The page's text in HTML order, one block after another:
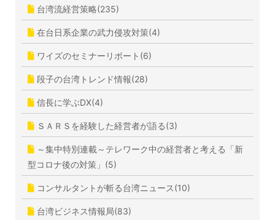
台湾流経営策略(235)
在台日系企業の武力侵攻対策(4)
ワイズのセミナーリポート(6)
段子の台湾トレンド情報(28)
信長に学ぶDX(4)
ＳＡＲＳを経験した経営者が語る(3)
～集中特別連載～テレワーク中の経営者と考える「新
型コロナ後の対策」(5)
コンサルタントが斬る台湾ニュース(10)
台湾ビジネス情報局(83)